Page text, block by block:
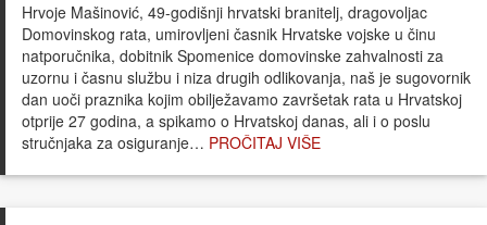
Hrvoje Mašinović, 49-godišnji hrvatski branitelj, dragovoljac
Domovinskog rata, umirovljeni časnik Hrvatske vojske u činu
natporučnika, dobitnik Spomenice domovinske zahvalnosti za
uzornu i časnu službu i niza drugih odlikovanja, naš je sugovornik
dan uoči praznika kojim obilježavamo završetak rata u Hrvatskoj
otprije 27 godina, a spikamo o Hrvatskoj danas, ali i o poslu
stručnjaka za osiguranje… PROČITAJ VIŠE